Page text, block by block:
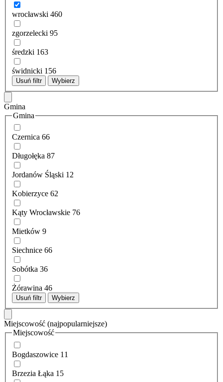
wrocławski 460
zgorzelecki 95
średzki 163
świdnicki 156
Usuń filtr Wybierz
Gmina
Gmina
Czernica 66
Długołęka 87
Jordanów Śląski 12
Kobierzyce 62
Kąty Wrocławskie 76
Mietków 9
Siechnice 66
Sobótka 36
Żórawina 46
Usuń filtr Wybierz
Miejscowość (najpopularniejsze)
Miejscowość
Bogdaszowice 11
Brzezia Łąka 15